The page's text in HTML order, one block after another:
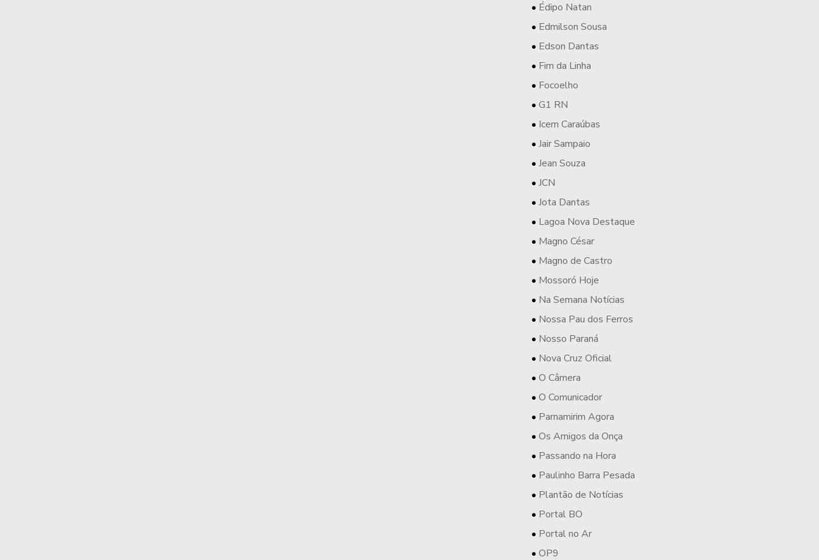
Édipo Natan
Edmilson Sousa
Edson Dantas
Fim da Linha
Focoelho
G1 RN
Icem Caraúbas
Jair Sampaio
Jean Souza
JCN
Jota Dantas
Lagoa Nova Destaque
Magno César
Magno de Castro
Mossoró Hoje
Na Semana Notícias
Nossa Pau dos Ferros
Nosso Paraná
Nova Cruz Oficial
O Câmera
O Comunicador
Parnamirim Agora
Os Amigos da Onça
Passando na Hora
Paulinho Barra Pesada
Plantão de Notícias
Portal BO
Portal no Ar
OP9